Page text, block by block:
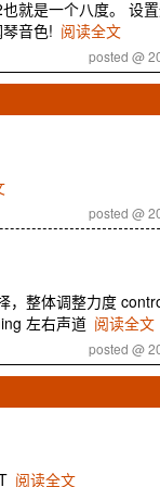
就是一个八度。 设
音色! 阅读全文
posted @
posted @
，整体调整力度
左右声道 阅读全文
posted @
阅读全文